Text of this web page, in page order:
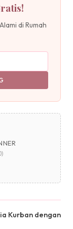
di Rumah
Kurban dengan